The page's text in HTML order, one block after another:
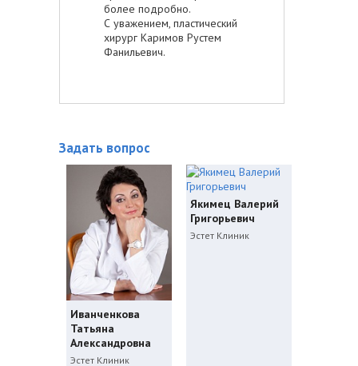
более подробно.
С уважением, пластический
хирург Каримов Рустем
Фанильевич.
Задать вопрос
Иванченкова
Татьяна
Александровна
Эстет Клиник
Якимец Валерий
Григорьевич
Эстет Клиник